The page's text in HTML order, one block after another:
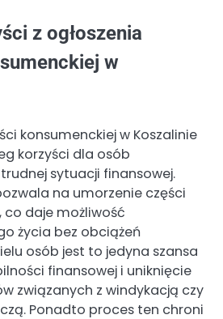
z ogłoszenia
w
konsumenckiej w Koszalinie
korzyści dla osób
sytuacji finansowej.
na umorzenie części
co daje możliwość
życia bez obciążeń
osób jest to jedyna szansa
finansowej i uniknięcie
związanych z windykacją czy
Ponadto proces ten chroni